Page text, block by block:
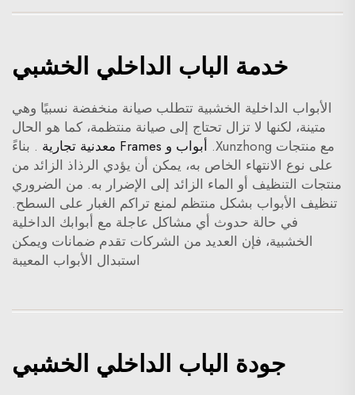
خدمة الباب الداخلي الخشبي
الأبواب الداخلية الخشبية تتطلب صيانة منخفضة نسبيًا وهي
متينة، لكنها لا تزال تحتاج إلى صيانة منتظمة، كما هو الحال
مع منتجات Xunzhong.
أبواب و Frames معدنية تجارية
. بناءً
على نوع الانتهاء الخاص به، يمكن أن يؤدي الرذاذ الزائد من
منتجات التنظيف أو الماء الزائد إلى الإضرار به. من الضروري
تنظيف الأبواب بشكل منتظم لمنع تراكم الغبار على السطح.
في حالة حدوث أي مشاكل عاجلة مع أبوابك الداخلية
الخشبية، فإن العديد من الشركات تقدم ضمانات ويمكن
استبدال الأبواب المعيبة
جودة الباب الداخلي الخشبي